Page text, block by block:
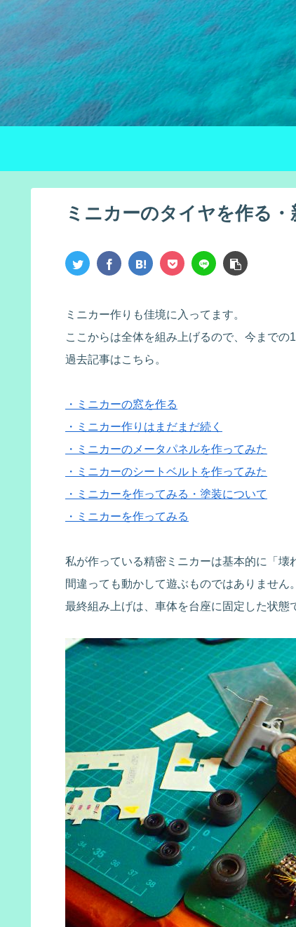
ミニカーのタイヤを作る・
ミニカー作りも佳境に入ってます。
ここからは全体を組み上げるので、今までの
過去記事はこちら。
・ミニカーの窓を作る
・ミニカー作りはまだまだ続く
・ミニカーのメータパネルを作ってみた
・ミニカーのシートベルトを作ってみた
・ミニカーを作ってみる・塗装について
・ミニカーを作ってみる
私が作っている精密ミニカーは基本的に「壊
間違っても動かして遊ぶものではありません
最終組み上げは、車体を台座に固定した状態